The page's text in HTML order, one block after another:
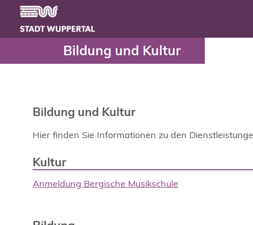
Zum Hauptinhalt springen
Bildung und Kultur -
Header
Bildung und Kultur
Bildung und Kultur
Hier finden Sie Informationen zu den
Kultur
Anmeldung Bergische Musikschule